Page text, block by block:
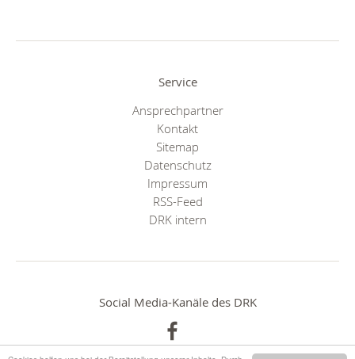
Service
Ansprechpartner
Kontakt
Sitemap
Datenschutz
Impressum
RSS-Feed
DRK intern
Social Media-Kanäle des DRK